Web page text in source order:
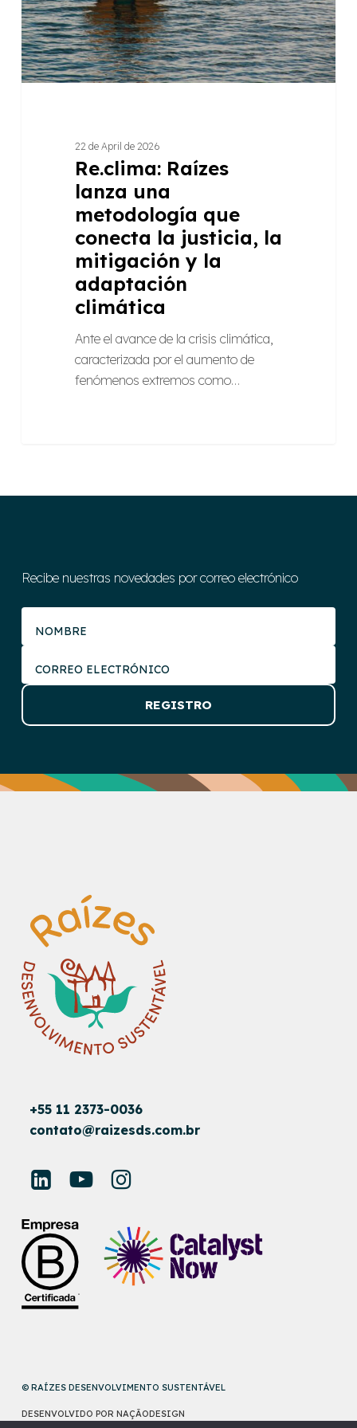
conecta
la
justicia,
la
adaptación22 de April de 2026
Re.clima: Raízes
lanza una
metodología que
conecta la justicia, la
mitigación y la
adaptación
climática
Ante el avance de la crisis climática,
caracterizada por el aumento de
fenómenos extremos como…
Recibe nuestras novedades por correo electrónico
+55 11 2373-0036
contato@raizesds.com.br
© RAÍZES DESENVOLVIMENTO SUSTENTÁVEL
DESENVOLVIDO POR NAÇÃODESIGN